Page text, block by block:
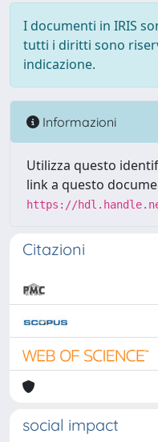
I documenti in IRIS
tutti i diritti sono
indicazione.
Informazioni
Utilizza questo
link a questo
https://
Citazioni
social impact